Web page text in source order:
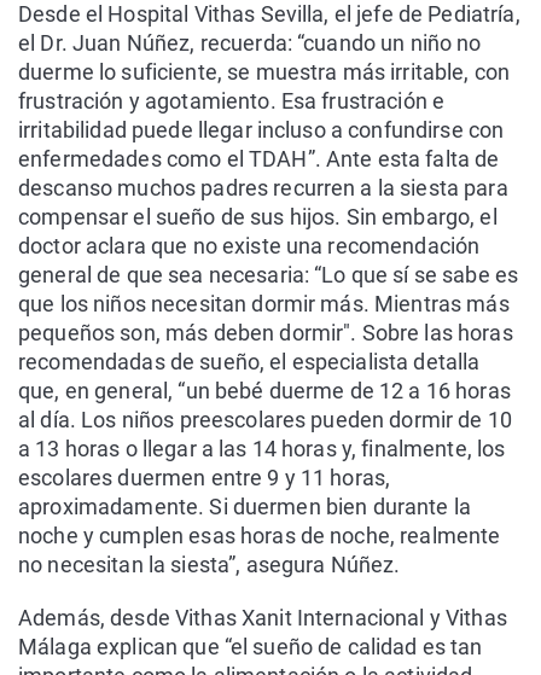
Desde el Hospital Vithas Sevilla, el jefe de Pediatría,
el Dr. Juan Núñez, recuerda: “cuando un niño no
duerme lo suficiente, se muestra más irritable, con
frustración y agotamiento. Esa frustración e
irritabilidad puede llegar incluso a confundirse con
enfermedades como el TDAH”. Ante esta falta de
descanso muchos padres recurren a la siesta para
compensar el sueño de sus hijos. Sin embargo, el
doctor aclara que no existe una recomendación
general de que sea necesaria: “Lo que sí se sabe es
que los niños necesitan dormir más. Mientras más
pequeños son, más deben dormir". Sobre las horas
recomendadas de sueño, el especialista detalla
que, en general, “un bebé duerme de 12 a 16 horas
al día. Los niños preescolares pueden dormir de 10
a 13 horas o llegar a las 14 horas y, finalmente, los
escolares duermen entre 9 y 11 horas,
aproximadamente. Si duermen bien durante la
noche y cumplen esas horas de noche, realmente
no necesitan la siesta”, asegura Núñez.
Además, desde Vithas Xanit Internacional y Vithas
Málaga explican que “el sueño de calidad es tan